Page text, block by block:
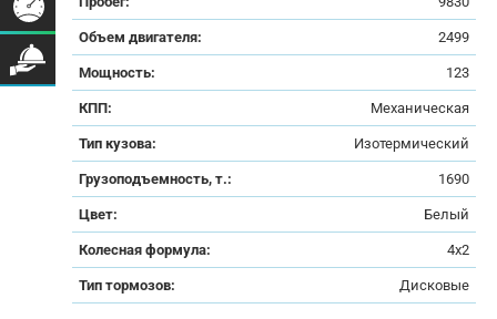
Объем двигателя: 2499
Мощность: 123
КПП: Механическая
Тип кузова: Изотермический
Грузоподъемность, т.: 1690
Цвет: Белый
Колесная формула: 4x2
Тип тормозов: Дисковые